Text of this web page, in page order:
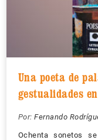
Una poeta de
gestualidades
Por: Fernando
Ochenta sonetos